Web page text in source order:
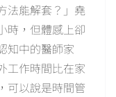
法能解套？」堯
時，但體感上卻
知中的醫師家
工作時間比在家
可以說是時間管